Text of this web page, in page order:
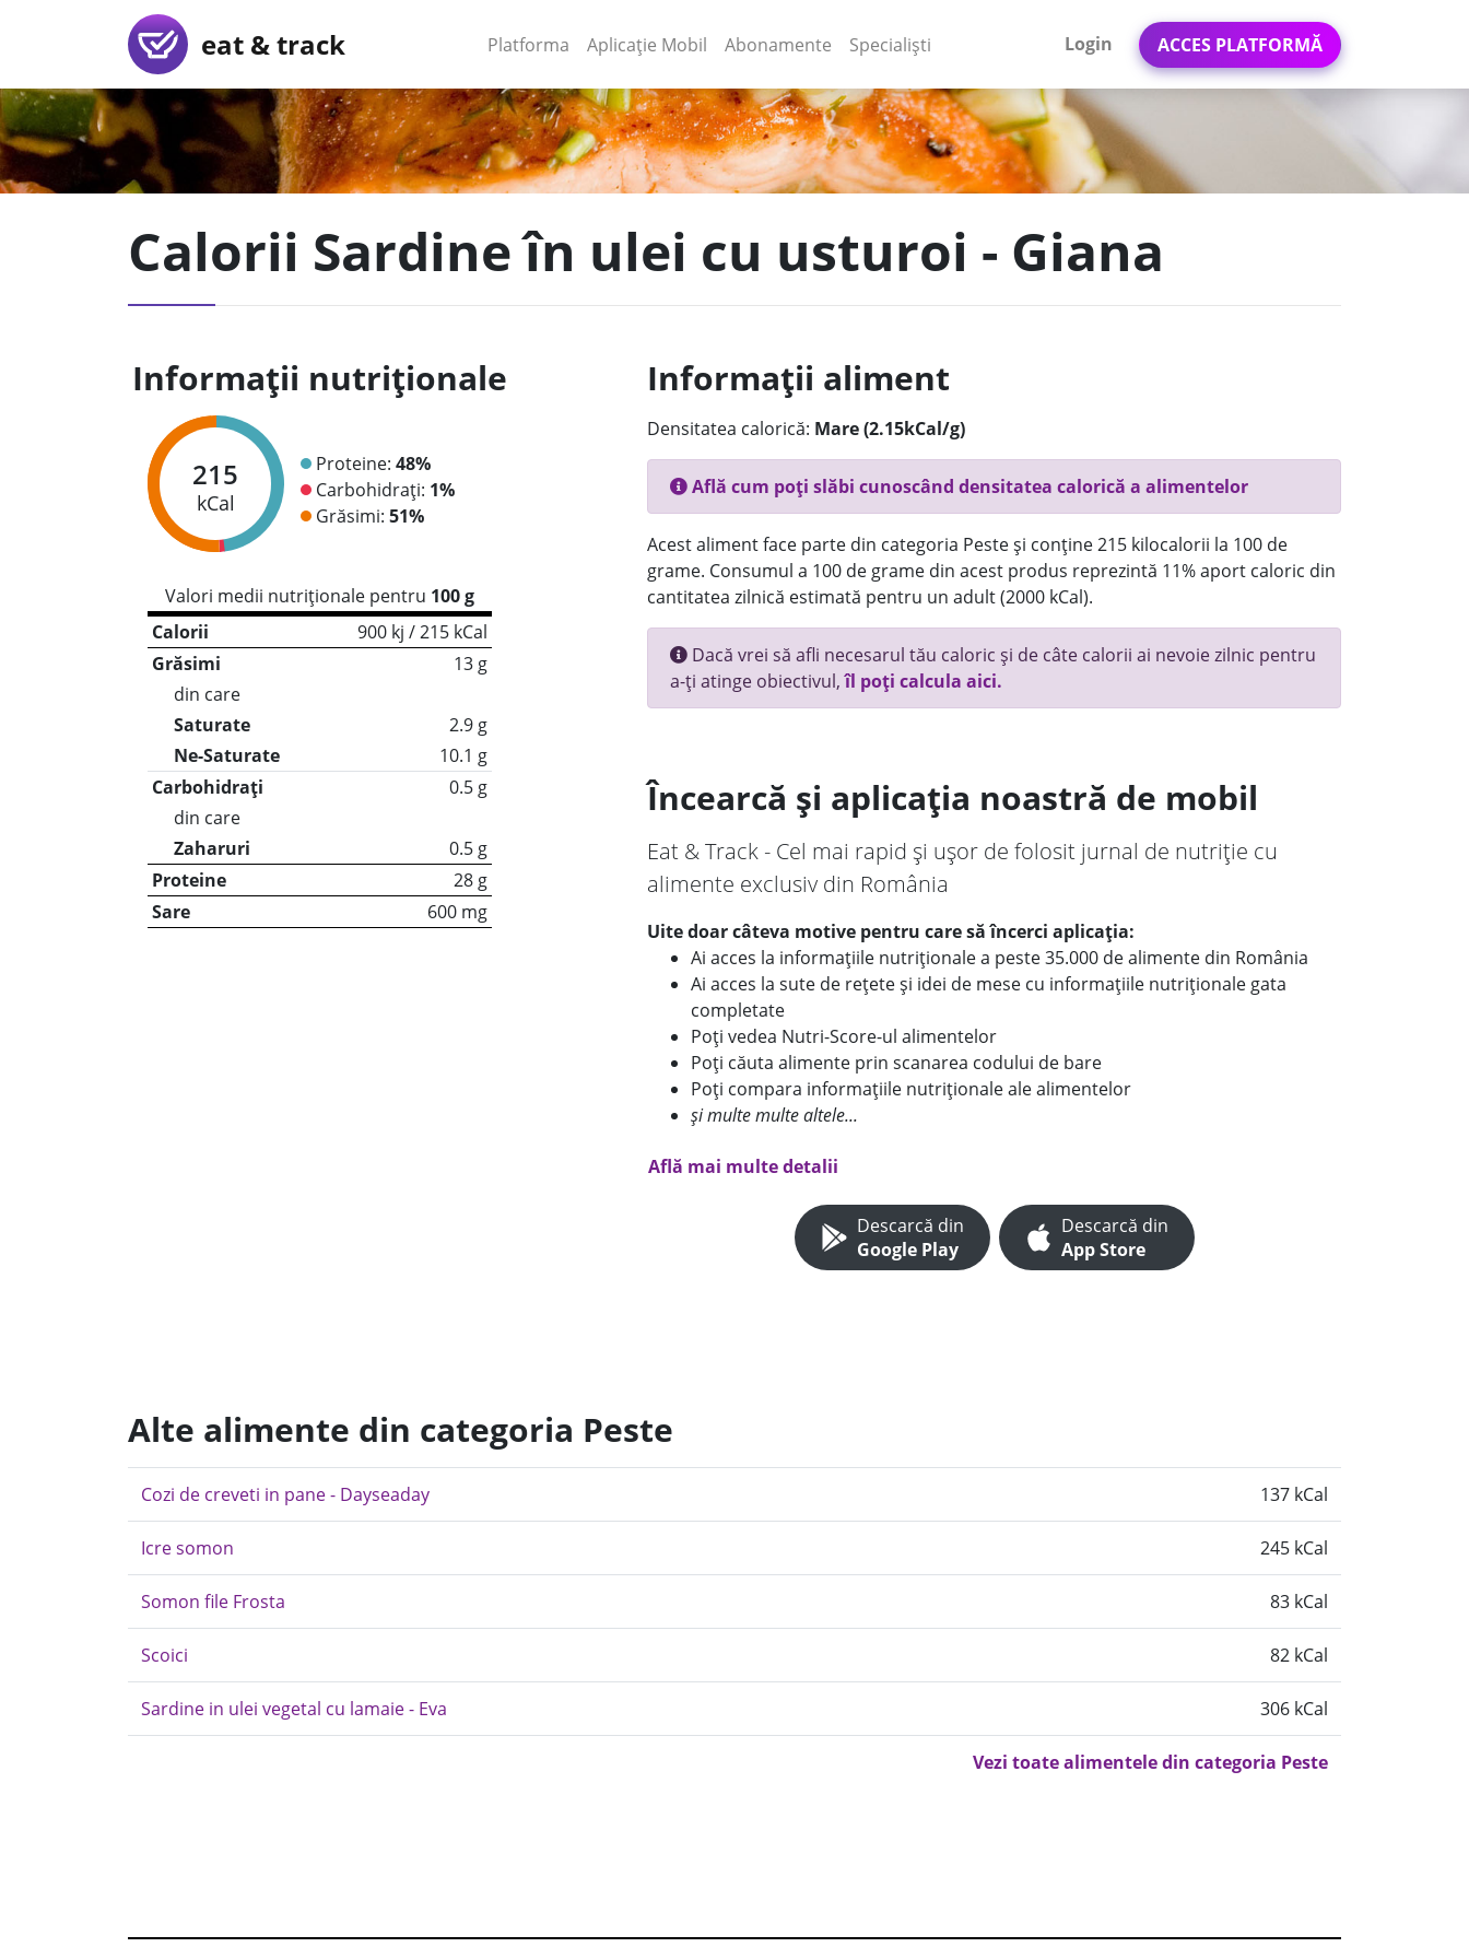
eat & track Platforma (current)
Aplicație Mobil (current)
Abonamente Specialiști Login ACCES PLATFORMĂ
Calorii Sardine în ulei cu usturoi - Giana
Informații nutriționale
215
kCal
Proteine: 48%
Carbohidrați: 1%
Grăsimi: 51%
Valori medii nutriționale pentru 100 g
Calorii
900 kj / 215 kCal
Grăsimi
13 g
din care
Saturate
2.9 g
Ne-Saturate
10.1 g
Carbohidrați
0.5 g
din care
Zaharuri
0.5 g
Proteine
28 g
Sare
600 mg
Informații aliment
Densitatea calorică: Mare (2.15kCal/g)
Află cum poți slăbi cunoscând densitatea calorică a alimentelor
Acest aliment face parte din categoria Peste și conține 215 kilocalorii la 100 de
grame. Consumul a 100 de grame din acest produs reprezintă 11% aport caloric din
cantitatea zilnică estimată pentru un adult (2000 kCal).
Dacă vrei să afli necesarul tău caloric și de câte calorii ai nevoie zilnic pentru
a-ți atinge obiectivul,îl poți calcula aici.
Încearcă și aplicația noastră de mobil
Eat & Track - Cel mai rapid și ușor de folosit jurnal de nutriție cu
alimente exclusiv din România
Uite doar câteva motive pentru care să încerci aplicația:
Ai acces la informațiile nutriționale a peste 35.000 de alimente din România
Ai acces la sute de rețete și idei de mese cu informațiile nutriționale gata
completate
Poți vedea Nutri-Score-ul alimentelor
Poți căuta alimente prin scanarea codului de bare
Poți compara informațiile nutriționale ale alimentelor
și multe multe altele...
Află mai multe detalii
Descarcă din
Google Play
Descarcă din
App Store
Alte alimente din categoria Peste
Cozi de creveti in pane - Dayseaday 137 kCal
Icre somon 245 kCal
Somon file Frosta 83 kCal
Scoici 82 kCal
Sardine in ulei vegetal cu lamaie - Eva 306 kCal
Vezi toate alimentele din categoria Peste